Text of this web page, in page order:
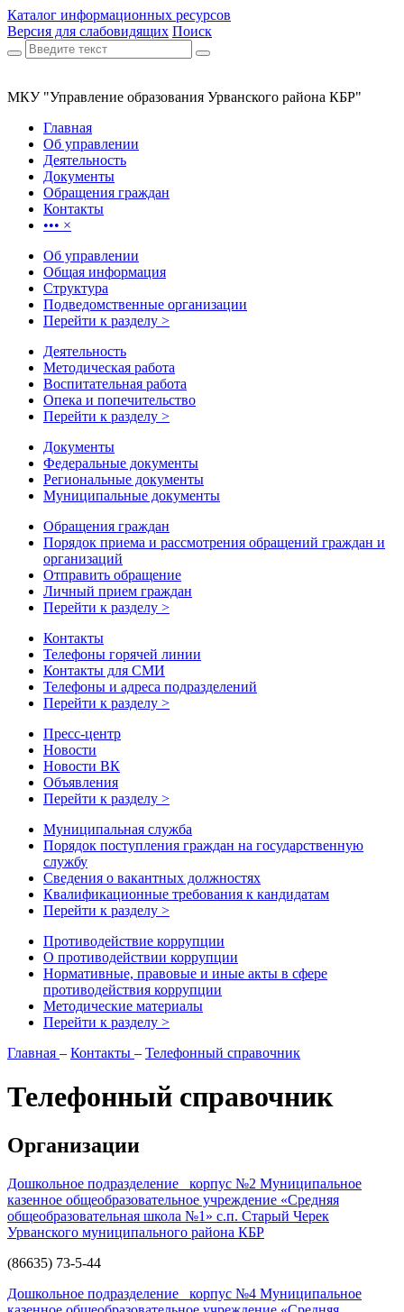
Каталог информационных ресурсов
Версия для слабовидящих Поиск
МКУ "Управление образования Урванского района КБР"
Главная
Об управлении
Деятельность
Документы
Обращения граждан
Контакты
••• ×
Об управлении
Общая информация
Структура
Подведомственные организации
Перейти к разделу >
Деятельность
Методическая работа
Воспитательная работа
Опека и попечительство
Перейти к разделу >
Документы
Федеральные документы
Региональные документы
Муниципальные документы
Обращения граждан
Порядок приема и рассмотрения обращений граждан и
организаций
Отправить обращение
Личный прием граждан
Перейти к разделу >
Контакты
Телефоны горячей линии
Контакты для СМИ
Телефоны и адреса подразделений
Перейти к разделу >
Пресс-центр
Новости
Новости ВК
Объявления
Перейти к разделу >
Муниципальная служба
Порядок поступления граждан на государственную
службу
Сведения о вакантных должностях
Квалификационные требования к кандидатам
Перейти к разделу >
Противодействие коррупции
О противодействии коррупции
Нормативные, правовые и иные акты в сфере
противодействия коррупции
Методические материалы
Перейти к разделу >
Главная – Контакты – Телефонный справочник
Телефонный справочник
Организации
Дошкольное подразделение корпус №2 Муниципальное
казенное общеобразовательное учреждение «Средняя
общеобразовательная школа №1» с.п. Старый Черек
Урванского муниципального района КБР
(86635) 73-5-44
Дошкольное подразделение корпус №4 Муниципальное